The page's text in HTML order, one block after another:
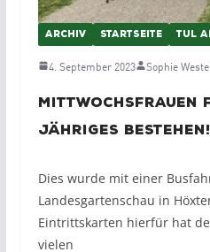
ARCHIV STARTSEITE TUL
4. September 2023 Sophie
Mittwochsfrauen
jähriges Bestehen!
Dies wurde mit einer
Landesgartenschau in
Eintrittskarten hierfür hat
vielen